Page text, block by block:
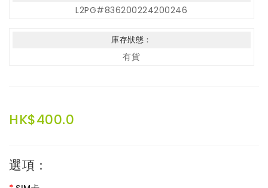
L2PG#836200224200246
庫存狀態：
有貨
HK$400.0
選項：